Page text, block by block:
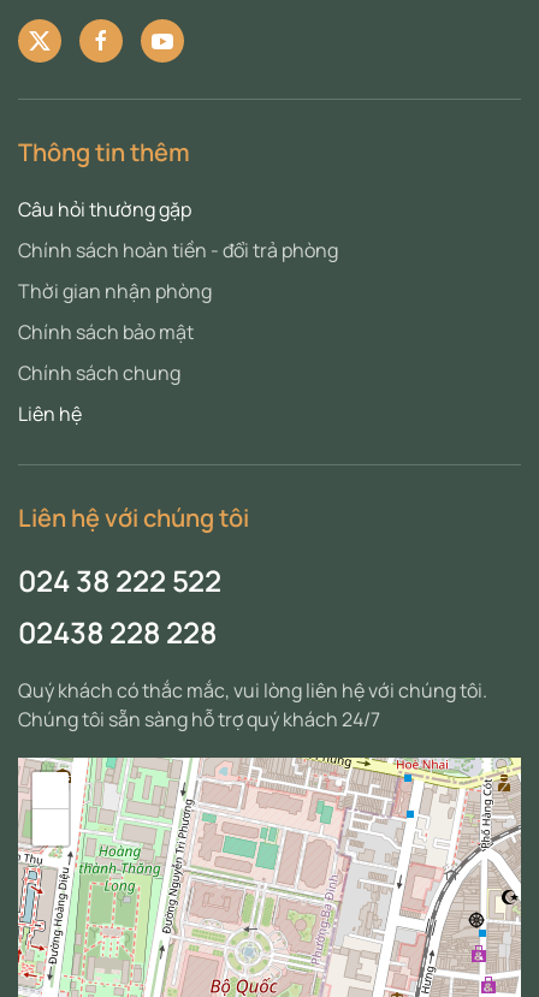
Thông tin thêm
Câu hỏi thường gặp
Chính sách hoàn tiền - đổi trả phòng
Thời gian nhận phòng
Chính sách bảo mật
Chính sách chung
Liên hệ
Liên hệ với chúng tôi
024 38 222 522
02438 228 228
Quý khách có thắc mắc, vui lòng liên hệ với chúng tôi.
Chúng tôi sẵn sàng hỗ trợ quý khách 24/7